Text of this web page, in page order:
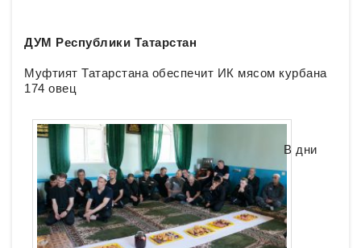
ДУМ Республики Татарстан
Муфтият Татарстана обеспечит ИК мясом курбана
174 овец
В дни